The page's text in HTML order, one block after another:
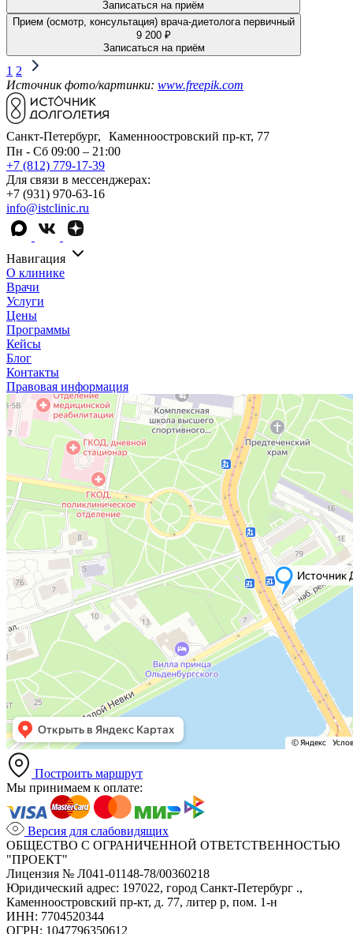
Записаться на приём
Прием (осмотр, консультация) врача-диетолога первичный
9 200 ₽
Записаться на приём
1 2
Источник фото/картинки: www.freepik.com
Санкт-Петербург, Каменноостровский пр-кт, 77
Пн - Сб 09:00 – 21:00
+7 (812) 779-17-39
Для связи в мессенджерах:
+7 (931) 970-63-16
info@istclinic.ru
Навигация
О клинике
Врачи
Услуги
Цены
Программы
Кейсы
Блог
Контакты
Правовая информация
Построить маршрут
Мы принимаем к оплате:
Версия для слабовидящих
ОБЩЕСТВО С ОГРАНИЧЕННОЙ ОТВЕТСТВЕННОСТЬЮ
"ПРОЕКТ"
Лицензия № Л041-01148-78/00360218
Юридический адрес: 197022, город Санкт-Петербург .,
Каменноостровский пр-кт, д. 77, литер р, пом. 1-н
ИНН: 7704520344
ОГРН: 1047796350612